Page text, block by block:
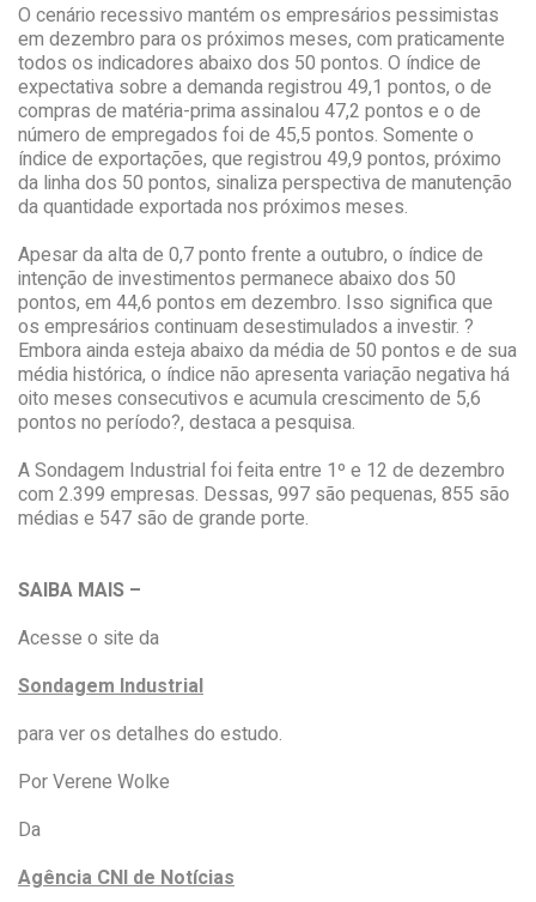
O cenário recessivo mantém os empresários pessimistas
em dezembro para os próximos meses, com praticamente
todos os indicadores abaixo dos 50 pontos. O índice de
expectativa sobre a demanda registrou 49,1 pontos, o de
compras de matéria-prima assinalou 47,2 pontos e o de
número de empregados foi de 45,5 pontos. Somente o
índice de exportações, que registrou 49,9 pontos, próximo
da linha dos 50 pontos, sinaliza perspectiva de manutenção
da quantidade exportada nos próximos meses.
Apesar da alta de 0,7 ponto frente a outubro, o índice de
intenção de investimentos permanece abaixo dos 50
pontos, em 44,6 pontos em dezembro. Isso significa que
os empresários continuam desestimulados a investir. ?
Embora ainda esteja abaixo da média de 50 pontos e de sua
média histórica, o índice não apresenta variação negativa há
oito meses consecutivos e acumula crescimento de 5,6
pontos no período?, destaca a pesquisa.
A Sondagem Industrial foi feita entre 1º e 12 de dezembro
com 2.399 empresas. Dessas, 997 são pequenas, 855 são
médias e 547 são de grande porte.
SAIBA MAIS –
Acesse o site da
Sondagem Industrial
para ver os detalhes do estudo.
Por Verene Wolke
Da
Agência CNI de Notícias